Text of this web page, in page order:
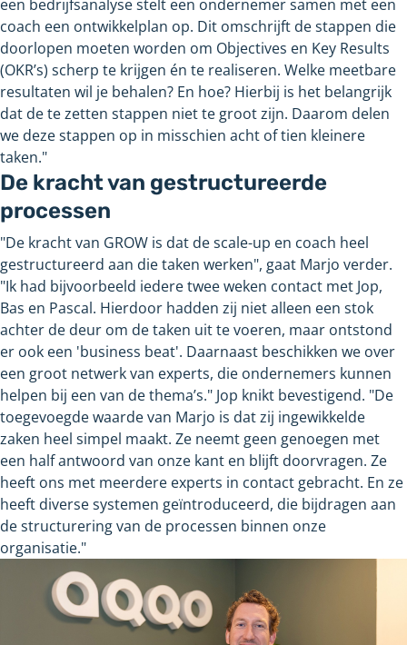
een bedrijfsanalyse stelt een ondernemer samen met een
coach een ontwikkelplan op. Dit omschrijft de stappen die
doorlopen moeten worden om Objectives en Key Results
(OKR’s) scherp te krijgen én te realiseren. Welke meetbare
resultaten wil je behalen? En hoe? Hierbij is het belangrijk
dat de te zetten stappen niet te groot zijn. Daarom delen
we deze stappen op in misschien acht of tien kleinere
taken."
De kracht van gestructureerde
processen
"De kracht van GROW is dat de scale-up en coach heel
gestructureerd aan die taken werken", gaat Marjo verder.
"Ik had bijvoorbeeld iedere twee weken contact met Jop,
Bas en Pascal. Hierdoor hadden zij niet alleen een stok
achter de deur om de taken uit te voeren, maar ontstond
er ook een 'business beat'. Daarnaast beschikken we over
een groot netwerk van experts, die ondernemers kunnen
helpen bij een van de thema’s." Jop knikt bevestigend. "De
toegevoegde waarde van Marjo is dat zij ingewikkelde
zaken heel simpel maakt. Ze neemt geen genoegen met
een half antwoord van onze kant en blijft doorvragen. Ze
heeft ons met meerdere experts in contact gebracht. En ze
heeft diverse systemen geïntroduceerd, die bijdragen aan
de structurering van de processen binnen onze
organisatie."